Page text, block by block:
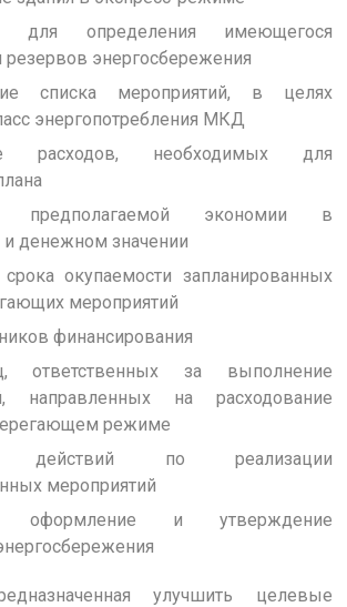
для определения имеющегося
резервов энергосбережения
списка мероприятий, в целях
энергопотребления МКД
расходов, необходимых для
предполагаемой экономии в
и денежном значении
окупаемости запланированных
мероприятий
финансирования
ответственных за выполнение
направленных на расходование
режиме
действий по реализации
мероприятий
оформление и утверждение
улучшить целевые